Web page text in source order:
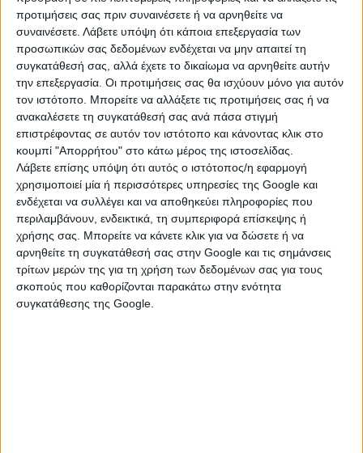
προτιμήσεις σας πριν συναινέσετε ή να αρνηθείτε να
συναινέσετε. Λάβετε υπόψη ότι κάποια επεξεργασία των
προσωπικών σας δεδομένων ενδέχεται να μην απαιτεί τη
συγκατάθεσή σας, αλλά έχετε το δικαίωμα να αρνηθείτε αυτήν
την επεξεργασία. Οι προτιμήσεις σας θα ισχύουν μόνο για αυτόν
τον ιστότοπο. Μπορείτε να αλλάξετε τις προτιμήσεις σας ή να
ανακαλέσετε τη συγκατάθεσή σας ανά πάσα στιγμή
επιστρέφοντας σε αυτόν τον ιστότοπο και κάνοντας κλικ στο
κουμπί "Απορρήτου" στο κάτω μέρος της ιστοσελίδας.
Λάβετε επίσης υπόψη ότι αυτός ο ιστότοπος/η εφαρμογή
χρησιμοποιεί μία ή περισσότερες υπηρεσίες της Google και
ενδέχεται να συλλέγει και να αποθηκεύει πληροφορίες που
περιλαμβάνουν, ενδεικτικά, τη συμπεριφορά επίσκεψης ή
χρήσης σας. Μπορείτε να κάνετε κλικ για να δώσετε ή να
αρνηθείτε τη συγκατάθεσή σας στην Google και τις σημάνσεις
τρίτων μερών της για τη χρήση των δεδομένων σας για τους
σκοπούς που καθορίζονται παρακάτω στην ενότητα
συγκατάθεσης της Google.
2. Σε ποια σχολεία θα διατεθούν τα κιτ ρομποτικής;
- Κιτ ρομποτικής θα παραλάβουν όλα τα Νηπιαγωγεία,
Δημοτικά και Γυμνάσια της Επικράτειας.
3. Πόσα κιτ ρομποτικής παραδίδονται στα σχολεία
της χώρας;
- Περισσότερα από 177.000 κιτ ρομποτικής θα
παραδοθούν σταδιακά σε όλα τα Νηπιαγωγεία,
Δημοτικά και Γυμνάσια της χώρας. Η αντιστοιχία
μαθητών με κιτ ρομποτικής ανά εκπαιδευτική
δράση είναι περίπου 1 κιτ ανά 3 μαθητές, έτσι ώστε να
είναι δυνατή η εφαρμογή συνεργατικών
δραστηριοτήτων σε μικρές ομάδες.
4. Γιατί ξεκινάει από το νηπιαγωγείο και σε ποιες
άλλες τάξεις διδάσκεται;
- Γιατί τα παιδιά στην ηλικία αυτή απορροφούν με